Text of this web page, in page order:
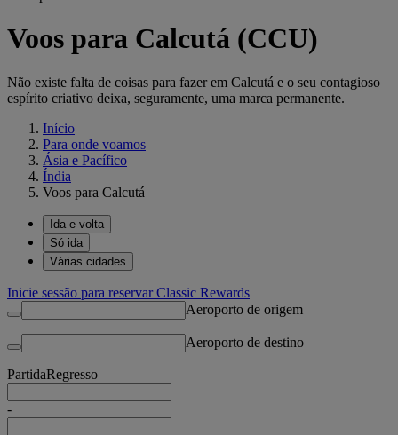
Voos para Calcutá (CCU)
Não existe falta de coisas para fazer em Calcutá e o seu contagioso
espírito criativo deixa, seguramente, uma marca permanente.
Início
Para onde voamos
Ásia e Pacífico
Índia
Voos para Calcutá
Ida e volta
Só ida
Várias cidades
Inicie sessão para reservar Classic Rewards
Aeroporto de origem
Aeroporto de destino
PartidaRegresso
-